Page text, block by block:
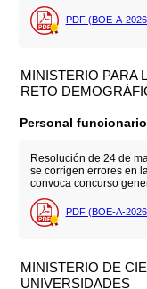
PDF (BOE-A-
MINISTERIO PARA
RETO
Personal
Resolución de 24 de
se corrigen errores en
convoca concurso
PDF (BOE-A-
MINISTERIO DE
UNIVERSIDADES